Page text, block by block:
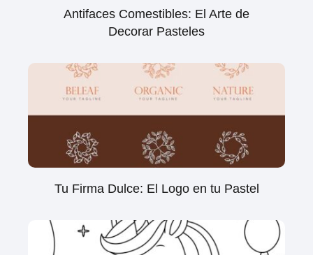
Antifaces Comestibles: El Arte de
Decorar Pasteles
Tu Firma Dulce: El Logo en tu Pastel